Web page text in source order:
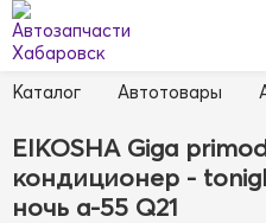
Каталог Автотовары
EIKOSHA Giga
кондиционер -
ночь a-55 Q21